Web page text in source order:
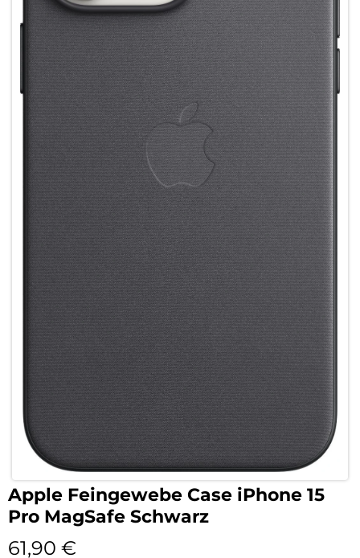
Apple Feingewebe Case iPhone 15
Pro MagSafe Schwarz
61,90 €